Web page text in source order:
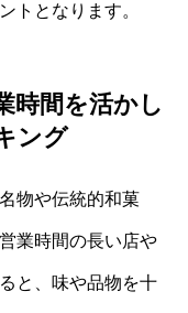
トとなります。
時間を活かし
ング
物や伝統的和菓
業時間の長い店や
と、味や品物を十